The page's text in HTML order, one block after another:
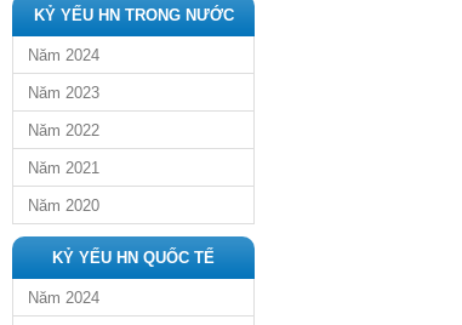
KỶ YẾU HN TRONG NƯỚC
Năm 2024
Năm 2023
Năm 2022
Năm 2021
Năm 2020
KỶ YẾU HN QUỐC TẾ
Năm 2024